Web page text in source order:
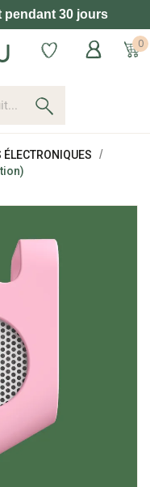
pendant 30 jours
0
ÉLECTRONIQUES